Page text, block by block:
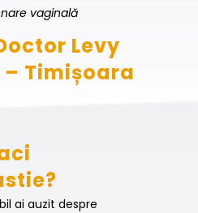
vaginală
Levy
Timișoara
ai auzit despre